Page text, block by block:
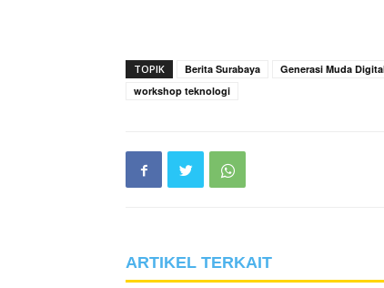
TOPIK Berita Surabaya Generasi Muda
workshop teknologi
ARTIKEL TERKAIT